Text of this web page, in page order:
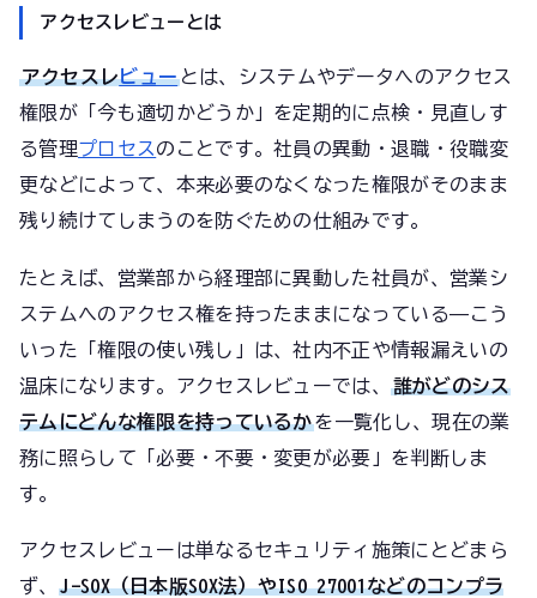
アクセスレビューとは
アクセスレビューとは、システムやデータへのアクセス
権限が「今も適切かどうか」を定期的に点検・見直しす
る管理プロセス のことです。社員の異動・退職・役職変
更などによって、本来必要のなくなった権限がそのまま
残り続けてしまうのを防ぐための仕組みです。
たとえば、営業部から経理部に異動した社員が、営業シ
ステムへのアクセス権を持ったままになっている——こう
いった「権限の使い残し」は、社内不正や情報漏えいの
温床になります。アクセスレビューでは、誰がどのシス
テムにどんな権限を持っているかを一覧化し、現在の業
務に照らして「必要・不要・変更が必要」を判断しま
す。
アクセスレビューは単なるセキュリティ施策にとどまら
ず、 J-SOX（日本版SOX法）やISO 27001などのコンプラ